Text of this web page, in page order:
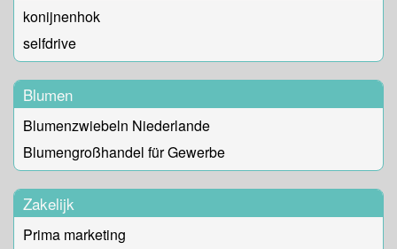
konijnenhok
selfdrive
Blumen
Blumenzwiebeln Niederlande
Blumengroßhandel für Gewerbe
Zakelijk
Prima marketing